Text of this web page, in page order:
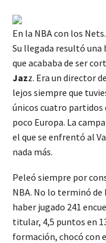
En la NBA con los Nets.
Su llegada resultó una
que acababa de ser
Jazz. Era un director
lejos siempre que
únicos cuatro partidos
poco Europa. La
el que se enfrentó al
nada más.
Peleó siempre por
NBA. No lo terminó de
haber jugado 241
titular, 4,5 puntos en
formación, chocó con